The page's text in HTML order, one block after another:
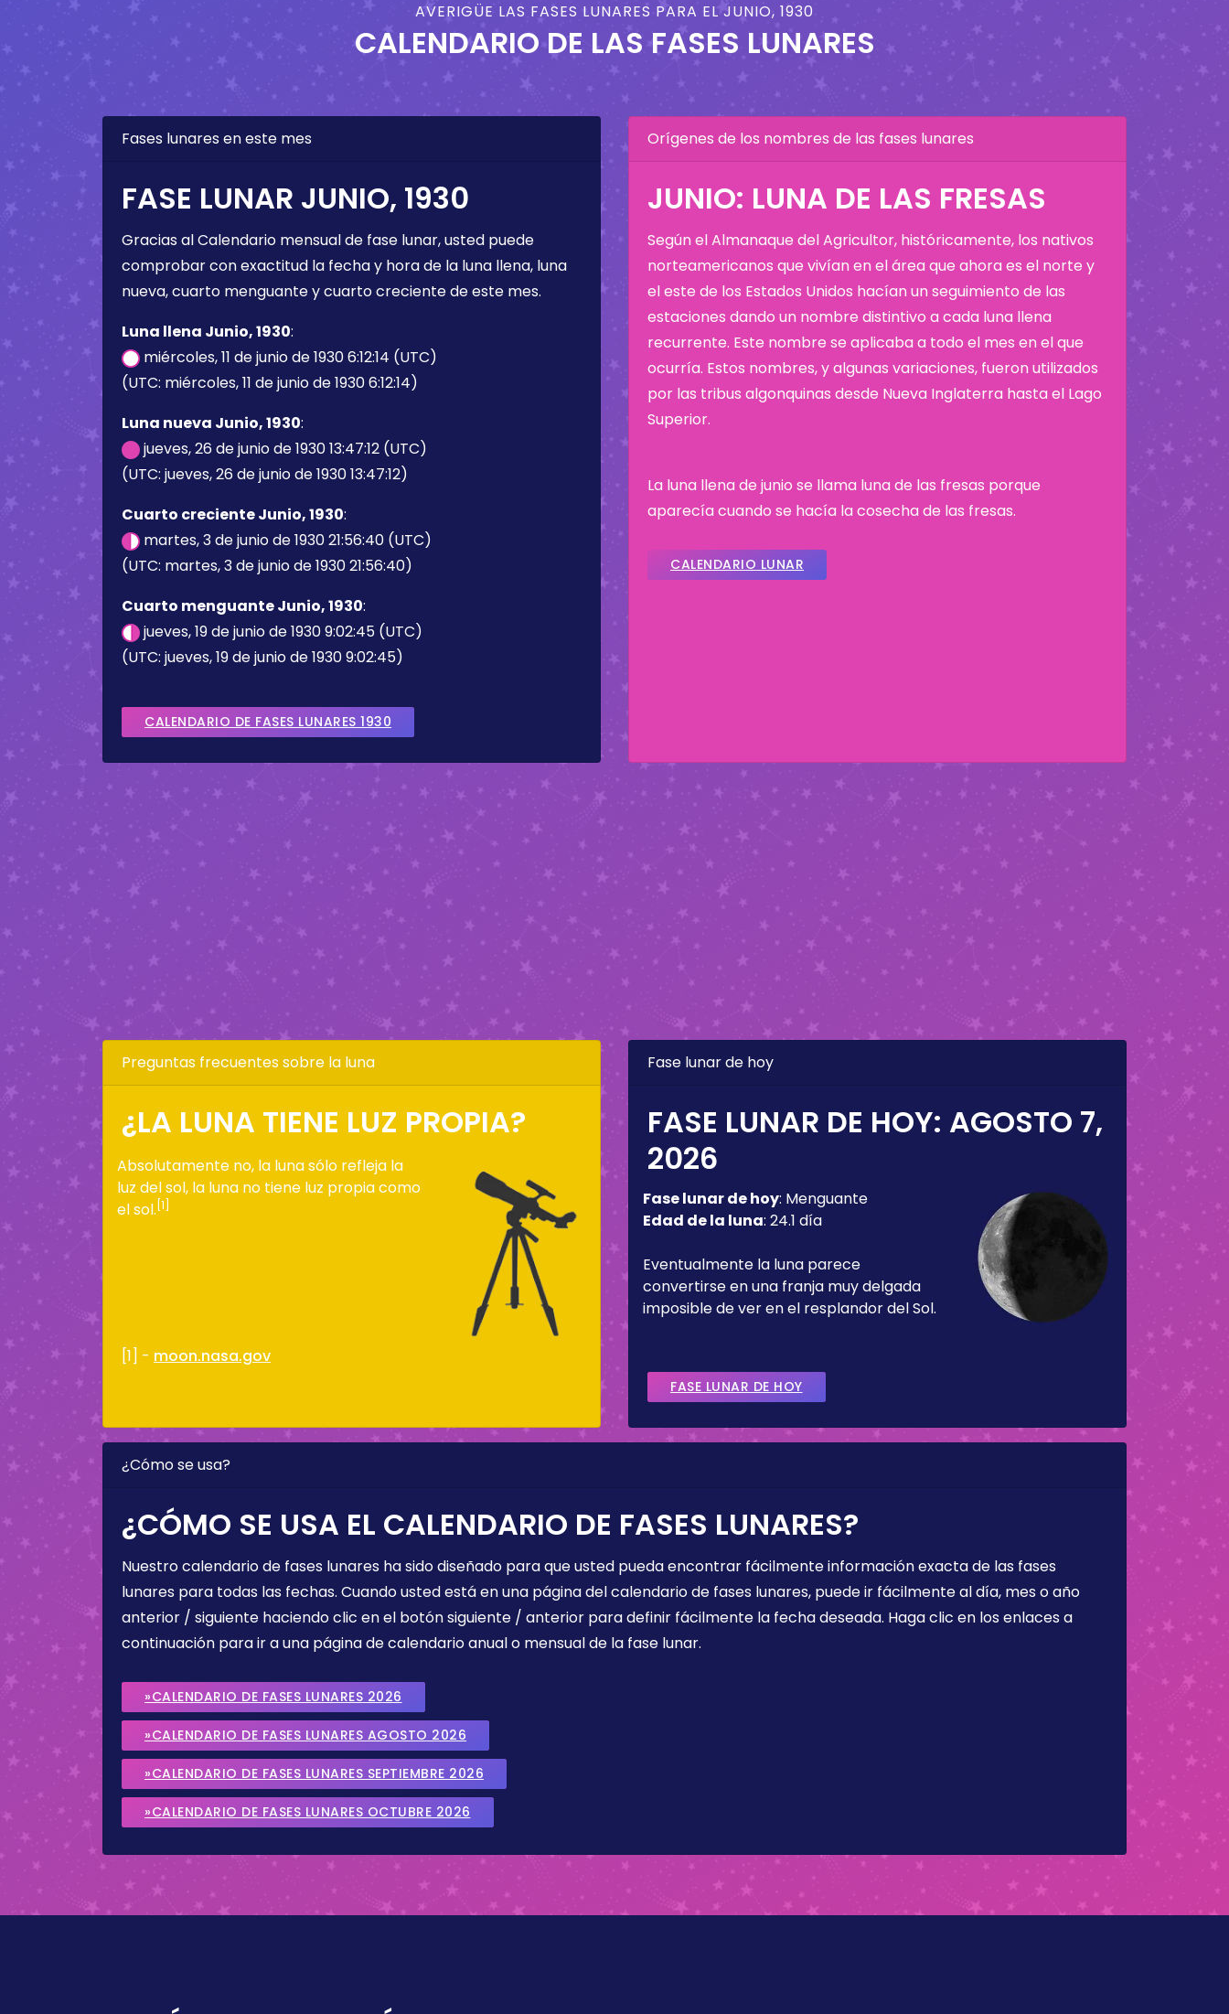
AVERIGÜE LAS FASES LUNARES PARA EL JUNIO, 1930
CALENDARIO DE LAS FASES LUNARES
Fases lunares en este mes
FASE LUNAR JUNIO, 1930
Gracias al Calendario mensual de fase lunar, usted puede
comprobar con exactitud la fecha y hora de la luna llena, luna
nueva, cuarto menguante y cuarto creciente de este mes.
Luna llena Junio, 1930:
miércoles, 11 de junio de 1930 6:12:14 (UTC)
(UTC: miércoles, 11 de junio de 1930 6:12:14)
Luna nueva Junio, 1930:
jueves, 26 de junio de 1930 13:47:12 (UTC)
(UTC: jueves, 26 de junio de 1930 13:47:12)
Cuarto creciente Junio, 1930:
martes, 3 de junio de 1930 21:56:40 (UTC)
(UTC: martes, 3 de junio de 1930 21:56:40)
Cuarto menguante Junio, 1930:
jueves, 19 de junio de 1930 9:02:45 (UTC)
(UTC: jueves, 19 de junio de 1930 9:02:45)
CALENDARIO DE FASES LUNARES 1930
Orígenes de los nombres de las fases lunares
JUNIO: LUNA DE LAS FRESAS
Según el Almanaque del Agricultor, históricamente, los nativos
norteamericanos que vivían en el área que ahora es el norte y
el este de los Estados Unidos hacían un seguimiento de las
estaciones dando un nombre distintivo a cada luna llena
recurrente. Este nombre se aplicaba a todo el mes en el que
ocurría. Estos nombres, y algunas variaciones, fueron utilizados
por las tribus algonquinas desde Nueva Inglaterra hasta el Lago
Superior.
La luna llena de junio se llama luna de las fresas porque
aparecía cuando se hacía la cosecha de las fresas.
CALENDARIO LUNAR
Preguntas frecuentes sobre la luna
¿LA LUNA TIENE LUZ PROPIA?
Absolutamente no, la luna sólo refleja la
luz del sol, la luna no tiene luz propia como
el sol. [1]
[1] - moon.nasa.gov
Fase lunar de hoy
FASE LUNAR DE HOY: AGOSTO 7,
2026
Fase lunar de hoy: Menguante
Edad de la luna: 24.1 día
Eventualmente la luna parece
convertirse en una franja muy delgada
imposible de ver en el resplandor del Sol.
FASE LUNAR DE HOY
¿Cómo se usa?
¿CÓMO SE USA EL CALENDARIO DE FASES LUNARES?
Nuestro calendario de fases lunares ha sido diseñado para que usted pueda encontrar fácilmente información exacta de las fases
lunares para todas las fechas. Cuando usted está en una página del calendario de fases lunares, puede ir fácilmente al día, mes o año
anterior / siguiente haciendo clic en el botón siguiente / anterior para definir fácilmente la fecha deseada. Haga clic en los enlaces a
continuación para ir a una página de calendario anual o mensual de la fase lunar.
»CALENDARIO DE FASES LUNARES 2026
»CALENDARIO DE FASES LUNARES AGOSTO 2026
»CALENDARIO DE FASES LUNARES SEPTIEMBRE 2026
»CALENDARIO DE FASES LUNARES OCTUBRE 2026